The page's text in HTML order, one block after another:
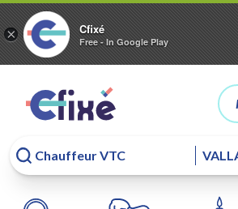
× Cfixé
Free - In Google Play